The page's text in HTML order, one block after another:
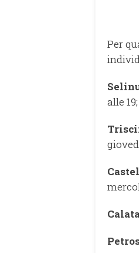
Per
alle 19;